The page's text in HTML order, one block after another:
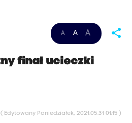
A A A share
finał ucieczki
( Edytowany Poniedziałek, 2021.05.31 01:15 )